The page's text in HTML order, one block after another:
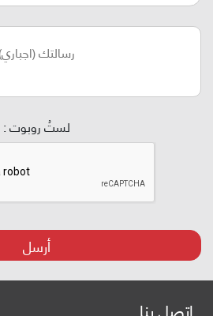
لستُ روبوت :
أرسل
اتصل بنا